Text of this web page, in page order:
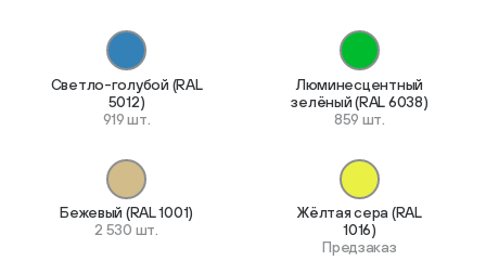
Светло-голубой (RAL
5012)
919 шт.
Люминесцентный
зелёный (RAL 6038)
859 шт.
Бежевый (RAL 1001)
2 530 шт.
Жёлтая сера (RAL
1016)
Предзаказ